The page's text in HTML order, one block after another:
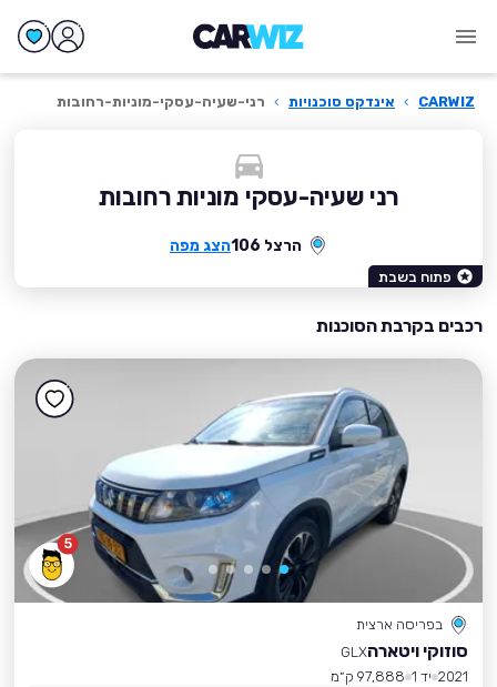
CARWIZ
› אינדקס סוכנויות › רני-שעיה-עסקי-מוניות-רחובות
רני שעיה-עסקי מוניות רחובות
הרצל 106 הצג מפה
פתוח בשבת
רכבים בקרבת הסוכנות
5
בפריסה ארצית
סוזוקי ויטארהGLX
2021 יד 1
97,888 ק״מ